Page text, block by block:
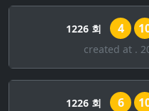
1226 회 4
created at .
1226 회 6